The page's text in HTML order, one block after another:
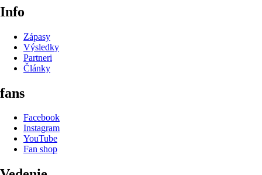
Info
Zápasy
Výsledky
Partneri
Články
fans
Facebook
Instagram
YouTube
Fan shop